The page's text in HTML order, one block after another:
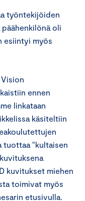
työntekijöiden
oli
esiintyi myös
ennen
linkataan
käsiteltiin
tuottaa "kultaisen
kuvitukset miehen
toimivat myös
etusivulla.